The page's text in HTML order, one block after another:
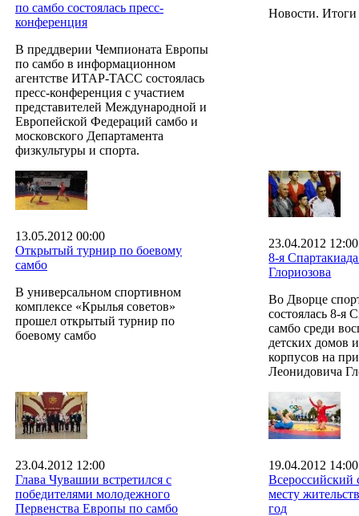
по самбо состоялась пресс-
конференция
В преддверии Чемпионата Европы
по самбо в информационном
агентстве ИТАР-ТАСС состоялась
пресс-конференция с участием
представителей Международной и
Европейской Федераций самбо и
московского Департамента
физкультуры и спорта.
Новости. Итоги
13.05.2012 00:00
Открытый турнир по боевому
самбо
В универсальном спортивном
комплексе «Крылья советов»
прошел открытый турнир по
боевому самбо
23.04.2012 12:00
8-я
Глориозова
Во Дворце
состоялась 8-я
самбо среди
детских домов
корпусов на
Леонидовича
23.04.2012 12:00
Глава Чувашии встретился с
победителями молодежного
Первенства Европы по самбо
19.04.2012 14:00
Всероссийский
месту
год